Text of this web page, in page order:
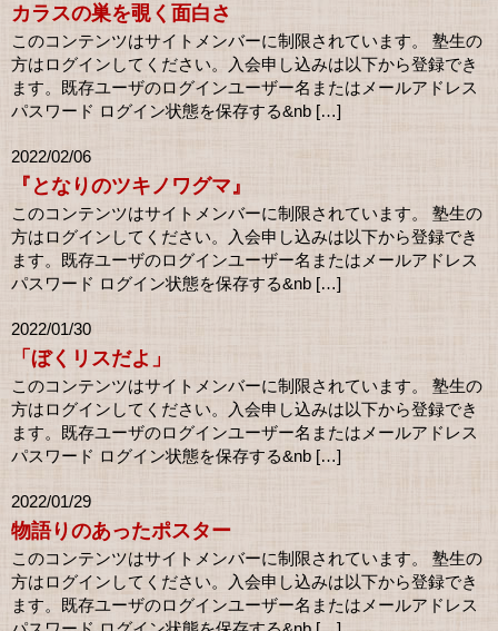
カラスの巣を覗く面白さ
このコンテンツはサイトメンバーに制限されています。 塾生の
方はログインしてください。入会申し込みは以下から登録でき
ます。既存ユーザのログインユーザー名またはメールアドレス
パスワード ログイン状態を保存する&nb […]
2022/02/06
『となりのツキノワグマ』
このコンテンツはサイトメンバーに制限されています。 塾生の
方はログインしてください。入会申し込みは以下から登録でき
ます。既存ユーザのログインユーザー名またはメールアドレス
パスワード ログイン状態を保存する&nb […]
2022/01/30
「ぼくリスだよ」
このコンテンツはサイトメンバーに制限されています。 塾生の
方はログインしてください。入会申し込みは以下から登録でき
ます。既存ユーザのログインユーザー名またはメールアドレス
パスワード ログイン状態を保存する&nb […]
2022/01/29
物語りのあったポスター
このコンテンツはサイトメンバーに制限されています。 塾生の
方はログインしてください。入会申し込みは以下から登録でき
ます。既存ユーザのログインユーザー名またはメールアドレス